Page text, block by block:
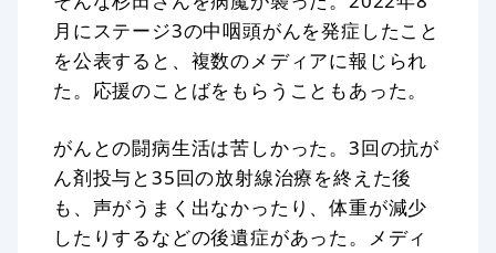
月にステージ3の中咽頭がんを発症したこと
を公表すると、複数のメディアに報じられ
た。応援のことばをもらうこともあった。
がんとの闘病生活は苦しかった。3回の抗が
ん剤投与と35回の放射線治療を終えた後
も、声がうまく出なかったり、体重が減少
したりするなどの後遺症があった。メディ